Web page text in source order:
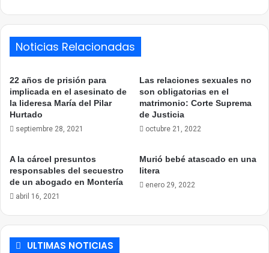
Noticias Relacionadas
22 años de prisión para
implicada en el asesinato de
la lideresa María del Pilar
Hurtado
septiembre 28, 2021
Las relaciones sexuales no
son obligatorias en el
matrimonio: Corte Suprema
de Justicia
octubre 21, 2022
A la cárcel presuntos
responsables del secuestro
de un abogado en Montería
abril 16, 2021
Murió bebé atascado en una
litera
enero 29, 2022
ULTIMAS NOTICIAS